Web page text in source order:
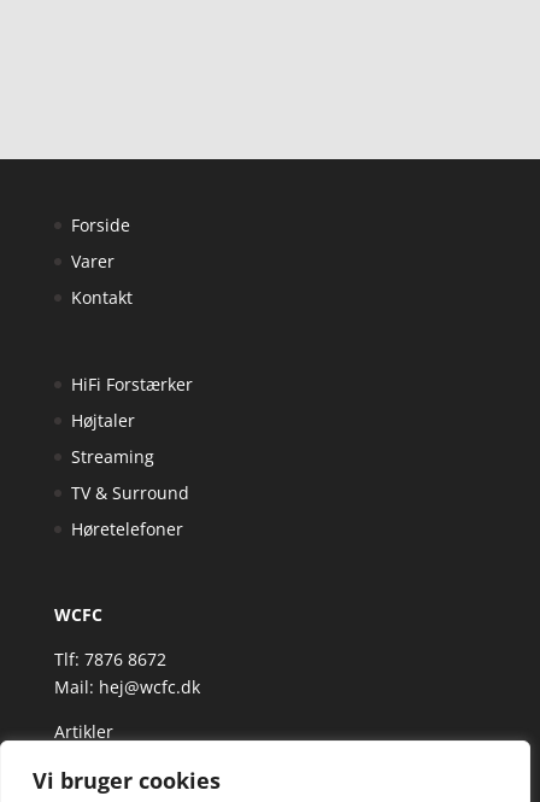
Vi bruger cookies
Forside
Varer
Kontakt
HiFi Forstærker
Højtaler
Streaming
TV & Surround
Høretelefoner
WCFC
Tlf: 7876 8672
Mail: hej@wcfc.dk
Artikler